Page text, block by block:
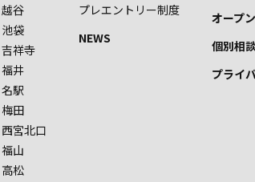
谷
袋
祥寺
井
駅
田
宮北口
山
松
プレエントリー制度
NEWS
オープ
個別相
プライ